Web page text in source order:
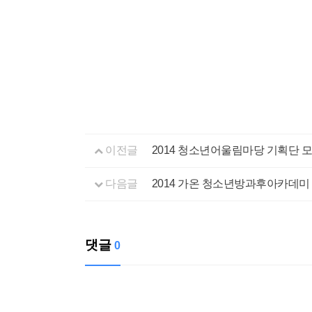
이전글 2014 청소년어울림마당 기획단
다음글 2014 가온 청소년방과후아카데
댓글 0